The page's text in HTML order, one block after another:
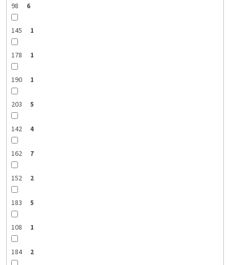
98 6
145 1
178 1
190 1
203 5
142 4
162 7
152 2
183 5
108 1
184 2